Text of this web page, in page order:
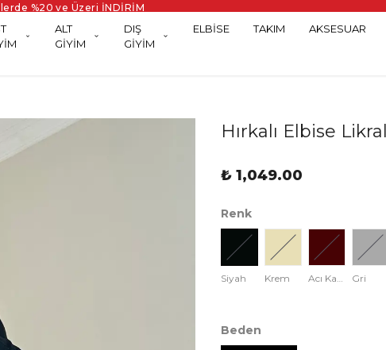
%20 ve Üzeri İNDİRİM
ALT
GİYİM
DIŞ
GİYİM
ELBİSE TAKIM AKSESUAR
Hırkalı Elbise
₺ 1,049.00
Renk
Siyah Krem Acı Kahve Gri
Beden